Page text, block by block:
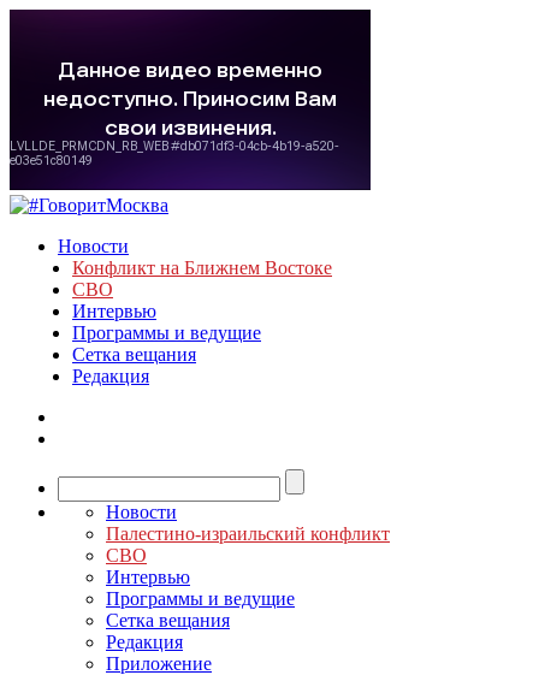
Новости
Конфликт на Ближнем Востоке
СВО
Интервью
Программы и ведущие
Сетка вещания
Редакция
Новости
Палестино-израильский конфликт
СВО
Интервью
Программы и ведущие
Сетка вещания
Редакция
Приложение